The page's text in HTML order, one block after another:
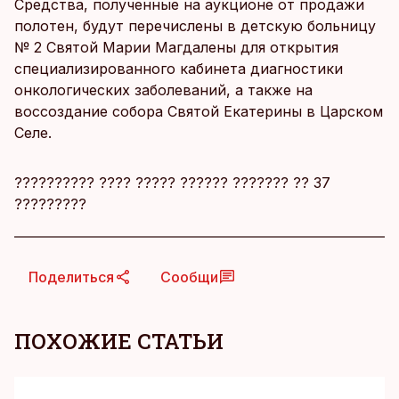
Средства, полученные на аукционе от продажи
полотен, будут перечислены в детскую больницу
№ 2 Святой Марии Магдалены для открытия
специализированного кабинета диагностики
онкологических заболеваний, а также на
воссоздание собора Святой Екатерины в Царском
Селе.
?????????? ???? ????? ?????? ??????? ?? 37
?????????
Поделиться Сообщи
ПОХОЖИЕ СТАТЬИ